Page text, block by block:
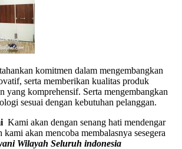
komitmen dalam mengembangkan
serta memberikan kualitas produk
yang komprehensif. Serta mengembangkan
sesuai dengan kebutuhan pelanggan.
Kami akan dengan senang hati mendengar
akan mencoba membalasnya sesegera
Wilayah Seluruh indonesia